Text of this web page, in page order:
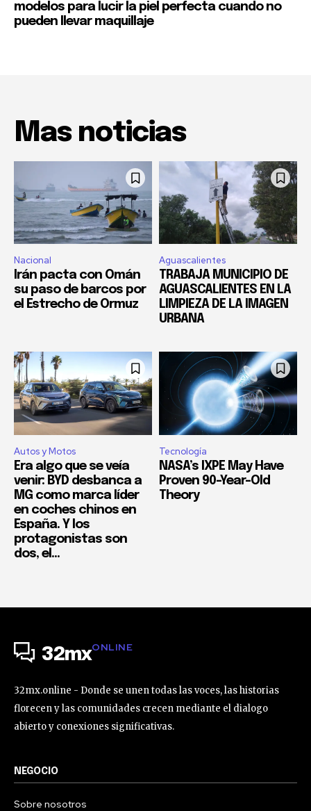
modelos para lucir la piel perfecta cuando no
pueden llevar maquillaje
Mas noticias
Nacional
Irán pacta con Omán
su paso de barcos por
el Estrecho de Ormuz
Aguascalientes
TRABAJA MUNICIPIO DE
AGUASCALIENTES EN LA
LIMPIEZA DE LA IMAGEN
URBANA
Autos y Motos
Era algo que se veía
venir: BYD desbanca a
MG como marca líder
en coches chinos en
España. Y los
protagonistas son
dos, el...
Tecnología
NASA’s IXPE May Have
Proven 90-Year-Old
Theory
32mxONLINE
32mx.online - Donde se unen todas las voces, las historias
florecen y las comunidades crecen mediante el dialogo
abierto y conexiones significativas.
NEGOCIO
Sobre nosotros